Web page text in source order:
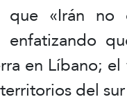
que «Irán
enfatizando
en Líbano;
del